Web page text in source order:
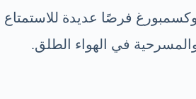
فرصًا عديدة للاستمتاع
في الهواء الطلق.